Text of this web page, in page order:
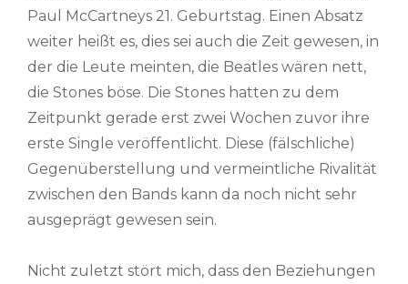
Paul McCartneys 21. Geburtstag. Einen Absatz
weiter heißt es, dies sei auch die Zeit gewesen, in
der die Leute meinten, die Beatles wären nett,
die Stones böse. Die Stones hatten zu dem
Zeitpunkt gerade erst zwei Wochen zuvor ihre
erste Single veröffentlicht. Diese (fälschliche)
Gegenüberstellung und vermeintliche Rivalität
zwischen den Bands kann da noch nicht sehr
ausgeprägt gewesen sein.
Nicht zuletzt stört mich, dass den Beziehungen